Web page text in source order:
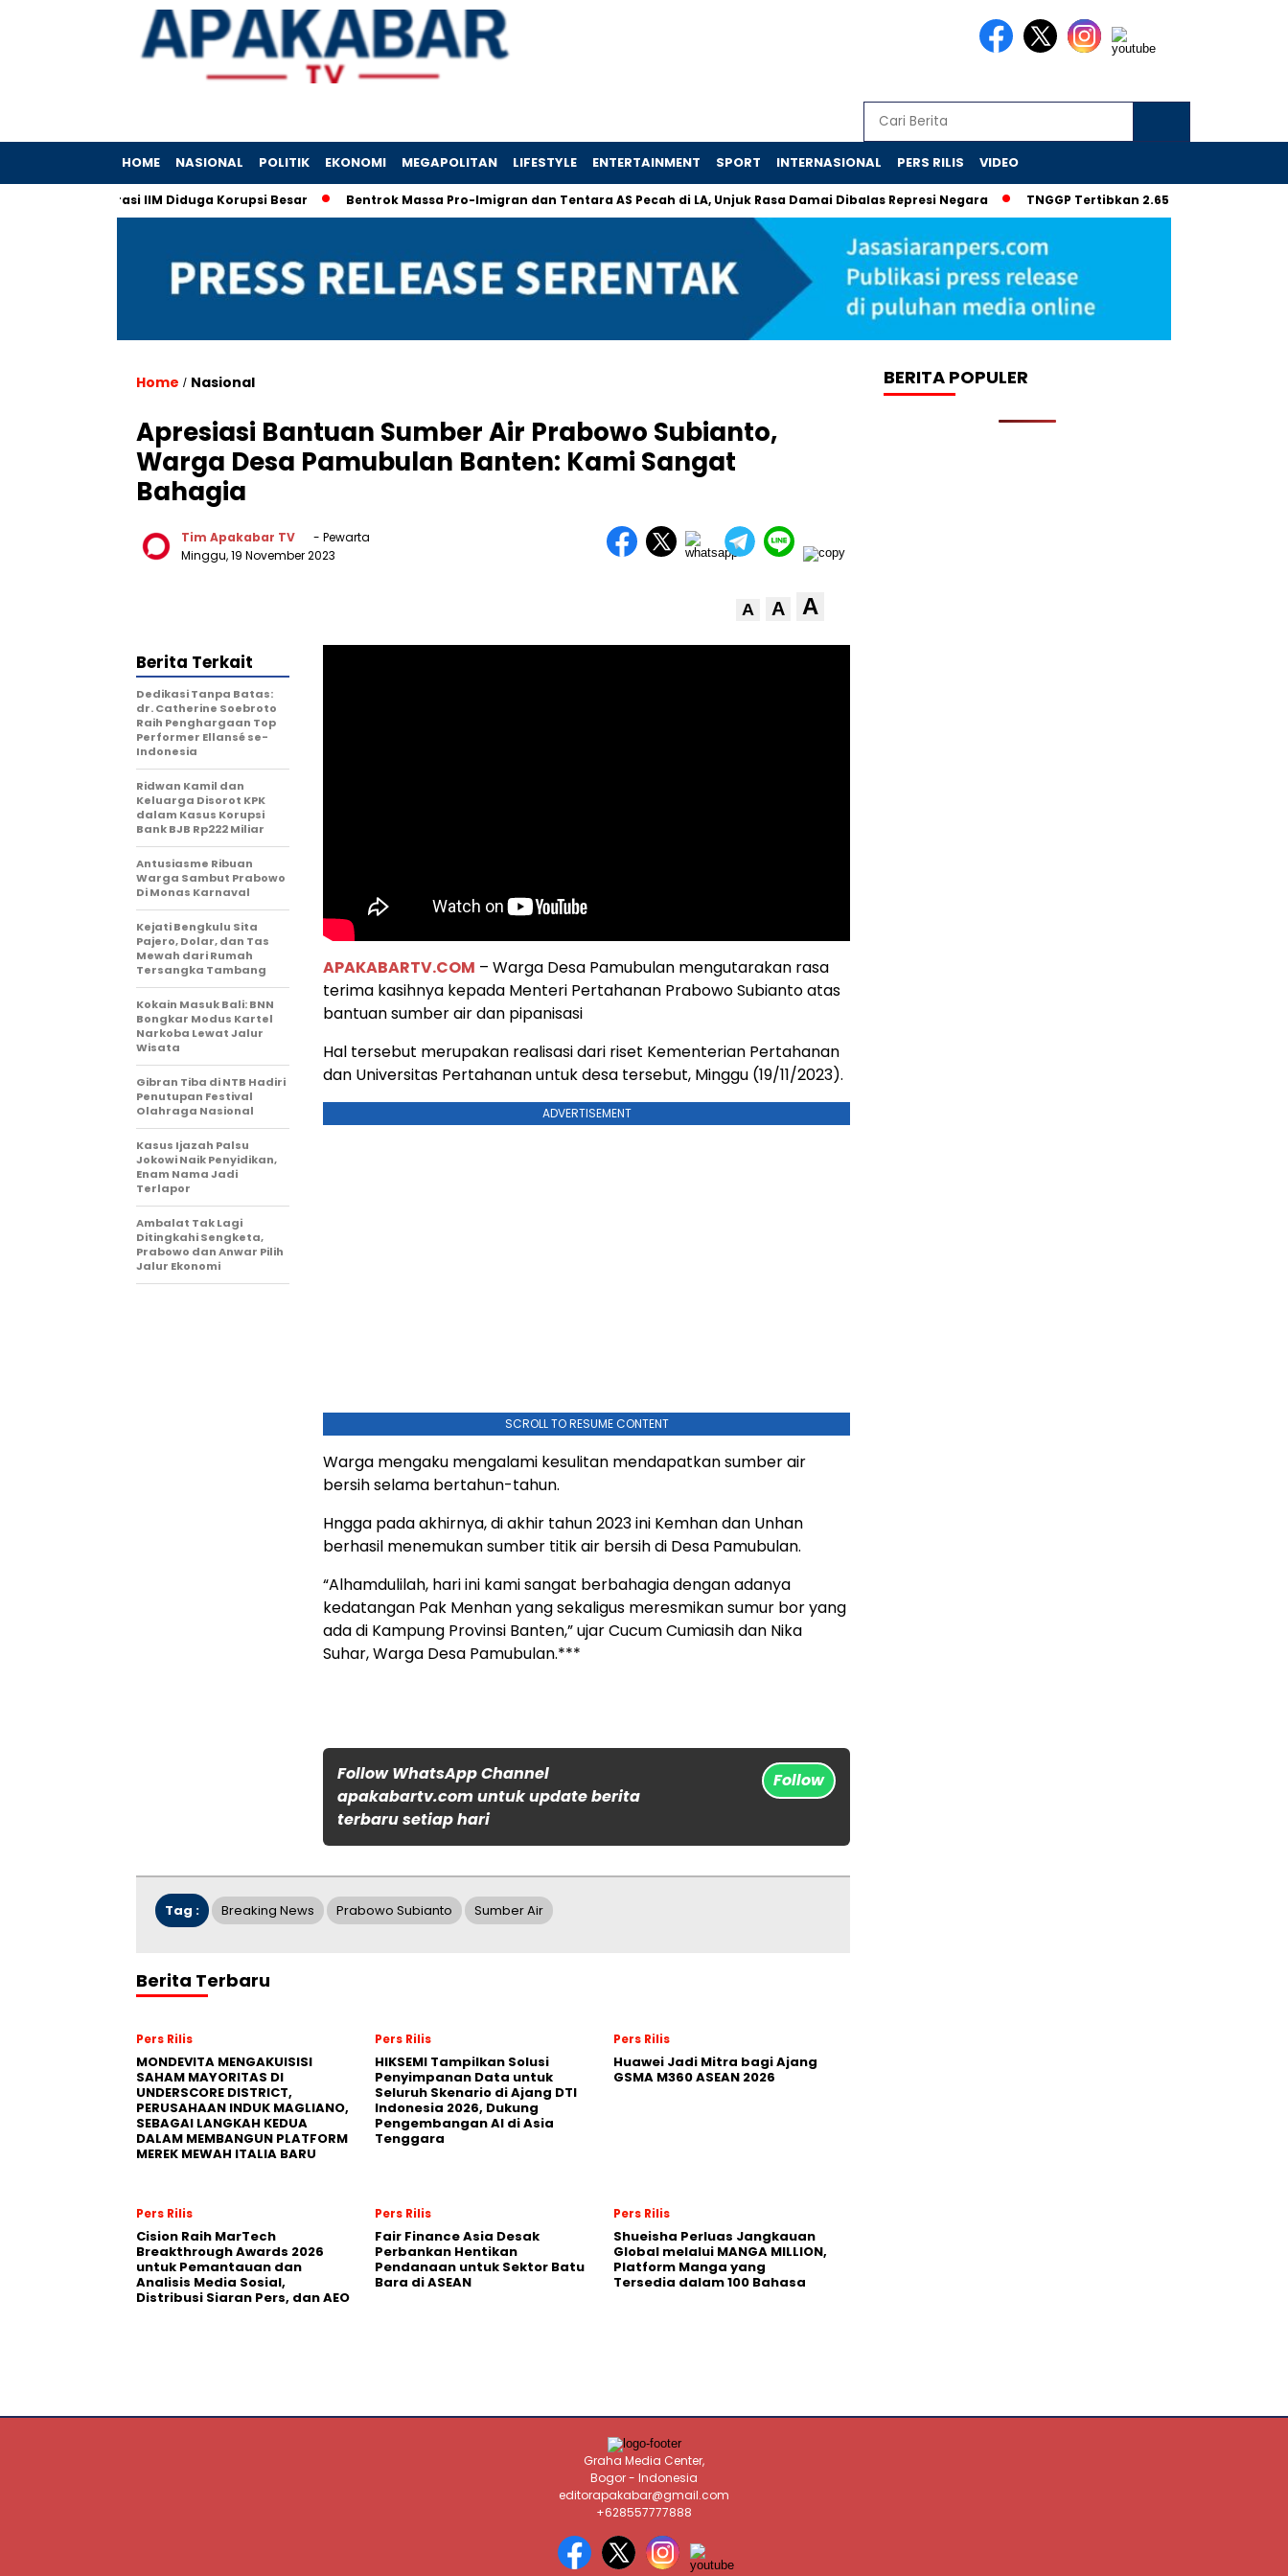
HOME NASIONAL POLITIK EKONOMI MEGAPOLITAN LIFESTYLE ENTERTAINMENT SPORT INTERNASIONAL PERS RILIS VIDEO
Korporasi IIM Diduga Korupsi Besar Bentrok Massa Pro-Imigran dan Tentara AS Pecah di LA, Unjuk Rasa Damai Dibalas Represi Negara TNGGP Tertibkan 2.658 Pendaki Ilegal
Home / Nasional
Apresiasi Bantuan Sumber Air Prabowo Subianto,
Warga Desa Pamubulan Banten: Kami Sangat
Bahagia
Tim Apakabar TV
- Pewarta
Minggu, 19 November 2023
A A A
APAKABARTV.COM – Warga Desa Pamubulan mengutarakan rasa
terima kasihnya kepada Menteri Pertahanan Prabowo Subianto atas
bantuan sumber air dan pipanisasi
Hal tersebut merupakan realisasi dari riset Kementerian Pertahanan
dan Universitas Pertahanan untuk desa tersebut, Minggu (19/11/2023).
ADVERTISEMENT
SCROLL TO RESUME CONTENT
Warga mengaku mengalami kesulitan mendapatkan sumber air
bersih selama bertahun-tahun.
Hngga pada akhirnya, di akhir tahun 2023 ini Kemhan dan Unhan
berhasil menemukan sumber titik air bersih di Desa Pamubulan.
“Alhamdulilah, hari ini kami sangat berbahagia dengan adanya
kedatangan Pak Menhan yang sekaligus meresmikan sumur bor yang
ada di Kampung Provinsi Banten,” ujar Cucum Cumiasih dan Nika
Suhar, Warga Desa Pamubulan.***
Follow WhatsApp Channel
apakabartv.com untuk update berita
terbaru setiap hari
Follow
Berita Terkait
Dedikasi Tanpa Batas:
dr. Catherine Soebroto
Raih Penghargaan Top
Performer Ellansé se-
Indonesia
Ridwan Kamil dan
Keluarga Disorot KPK
dalam Kasus Korupsi
Bank BJB Rp222 Miliar
Antusiasme Ribuan
Warga Sambut Prabowo
Di Monas Karnaval
Kejati Bengkulu Sita
Pajero, Dolar, dan Tas
Mewah dari Rumah
Tersangka Tambang
Kokain Masuk Bali: BNN
Bongkar Modus Kartel
Narkoba Lewat Jalur
Wisata
Gibran Tiba di NTB Hadiri
Penutupan Festival
Olahraga Nasional
Kasus Ijazah Palsu
Jokowi Naik Penyidikan,
Enam Nama Jadi
Terlapor
Ambalat Tak Lagi
Ditingkahi Sengketa,
Prabowo dan Anwar Pilih
Jalur Ekonomi
Tag : Breaking News Prabowo Subianto Sumber Air
Berita Terbaru
Pers Rilis
MONDEVITA MENGAKUISISI
SAHAM MAYORITAS DI
UNDERSCORE DISTRICT,
PERUSAHAAN INDUK MAGLIANO,
SEBAGAI LANGKAH KEDUA
DALAM MEMBANGUN PLATFORM
MEREK MEWAH ITALIA BARU
Pers Rilis
HIKSEMI Tampilkan Solusi
Penyimpanan Data untuk
Seluruh Skenario di Ajang DTI
Indonesia 2026, Dukung
Pengembangan AI di Asia
Tenggara
Pers Rilis
Huawei Jadi Mitra bagi Ajang
GSMA M360 ASEAN 2026
Pers Rilis
Cision Raih MarTech
Breakthrough Awards 2026
untuk Pemantauan dan
Analisis Media Sosial,
Distribusi Siaran Pers, dan AEO
Pers Rilis
Fair Finance Asia Desak
Perbankan Hentikan
Pendanaan untuk Sektor Batu
Bara di ASEAN
Pers Rilis
Shueisha Perluas Jangkauan
Global melalui MANGA MILLION,
Platform Manga yang
Tersedia dalam 100 Bahasa
BERITA POPULER
Graha Media Center,
Bogor - Indonesia
editorapakabar@gmail.com
+628557777888